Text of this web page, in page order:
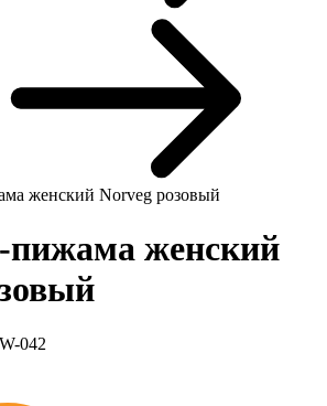
женский Norveg розовый
пижама женский
042